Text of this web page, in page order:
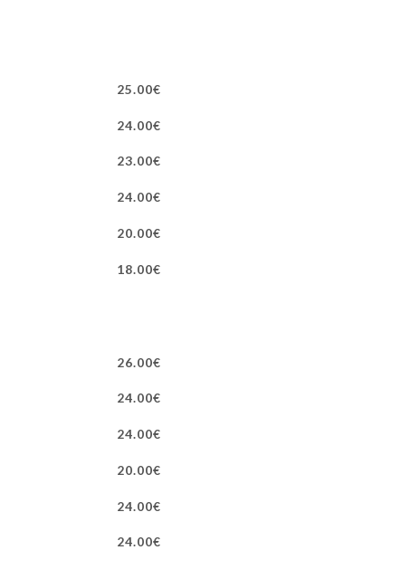
25.00€
24.00€
23.00€
24.00€
20.00€
18.00€
26.00€
24.00€
24.00€
20.00€
24.00€
24.00€